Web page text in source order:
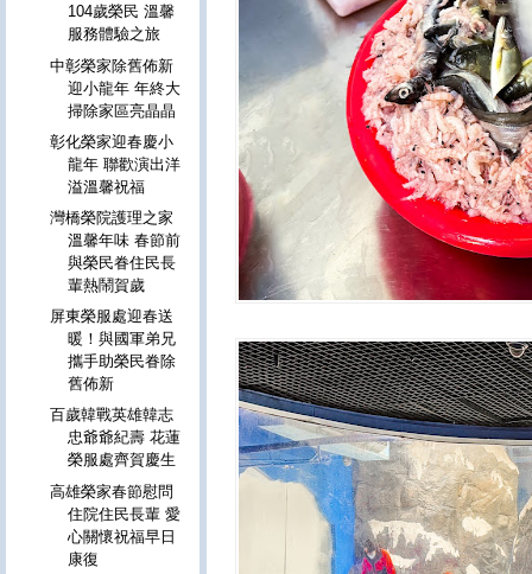
104歲榮民 溫馨
服務體驗之旅
中彰榮家除舊佈新
迎小龍年 年終大
掃除家區亮晶晶
彰化榮家迎春慶小
龍年 聯歡演出洋
溢溫馨祝福
灣橋榮院護理之家
溫馨年味 春節前
與榮民眷住民長
輩熱鬧賀歲
屏東榮服處迎春送
暖！與國軍弟兄
攜手助榮民眷除
舊佈新
百歲韓戰英雄韓志
忠爺爺紀壽 花蓮
榮服處齊賀慶生
高雄榮家春節慰問
住院住民長輩 愛
心關懷祝福早日
康復